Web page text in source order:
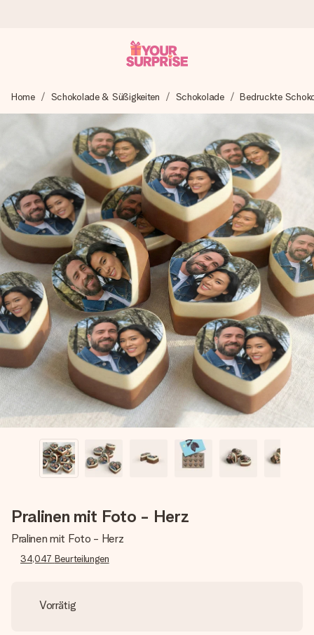
Wir bereiten dein Geschenk sorgfältig vor und schicken es
blitzschnell – damit du es genau zum richtigen Zeitpunkt
überreichen kannst, wenn es am meisten zählt.
4,8 (basierend auf +15.000 Bewertungen)
Unsere Geschenke begeistern. Kunden bewerten uns mit
4,8 bei Google Reviews (Gesamtergebnis aller Länder, in
die wir versenden).
Mit Liebe gemacht, im Handumdrehen
Erstelle etwas Einzigartiges in wenigen Schritten – mit
ihrem Namen, deinem Foto oder einer Nachricht von
Herzen. Kein Stress, nur pure Liebe für den perfekten
Moment.
Home Schokolade & Süßigkeiten Schokolade Bedruckte
Pralinen mit Foto - Herz
Pralinen mit Foto - Herz
34,047 Beurteilungen
Vorrätig